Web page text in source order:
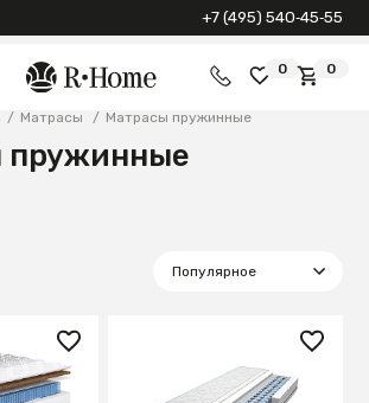
+7 (495) 540‑45‑55
0 0
/ Матрасы / Матрасы пружинные
пружинные